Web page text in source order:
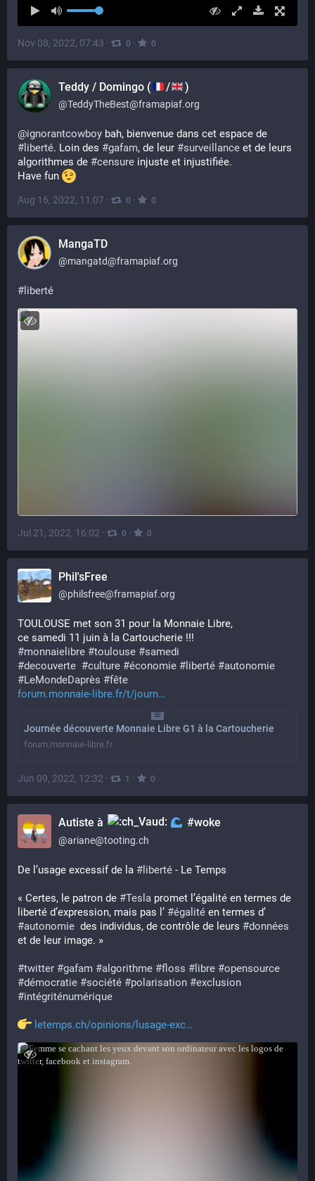
Nov 08, 2022, 07:43 · 0 · 0
Teddy / Domingo ( / )
@TeddyTheBest@framapiaf.org
@ignorantcowboy
# liberté. Loin des #gafam, de leur #surveillance et de leurs
algorithmes de #censure injuste et injustifiée.
Have fun
Aug 16, 2022, 11:07 · 0 · 0
MangaTD
@mangatd@framapiaf.org
# liberté
Jul 21, 2022, 16:02 · 0 · 0
Phil'sFree
@philsfree@framapiaf.org
TOULOUSE met son 31 pour la Monnaie Libre,
ce samedi 11 juin à la Cartoucherie !!!
#monnaielibre #toulouse #samedi
#decouverte #culture #économie # liberté #autonomie
#LeMondeDaprès #fête
forum.monnaie-libre.fr/t/journ
Journée découverte Monnaie Libre G1 à la Cartoucherie
forum.monnaie-libre.fr
Jun 09, 2022, 12:32 · 1 · 0
Autiste à #woke
@ariane@tooting.ch
De l’usage excessif de la # liberté - Le Temps
« Certes, le patron de #Tesla promet l’égalité en termes de
liberté d’expression, mais pas l’ #égalité
#autonomie
  des individus, de contrôle de leurs
#données
et de leur image. »
#twitter #gafam #algorithme #floss # libre #opensource
#démocratie #société #polarisation #exclusion
#intégriténumérique
letemps.ch/opinions/lusage-exc